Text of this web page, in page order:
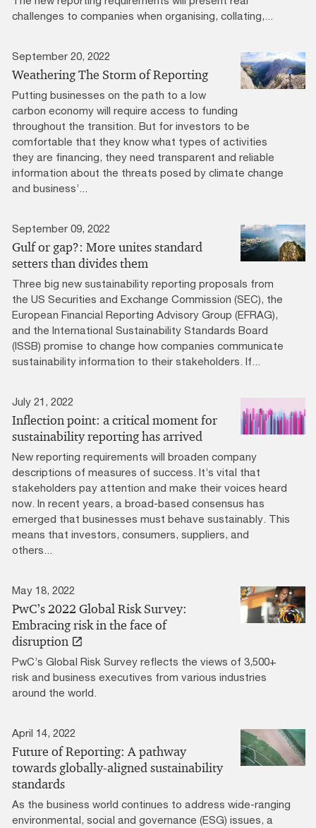
challenges to companies when organising, collating,...
September 20, 2022
Weathering The Storm of Reporting
Putting businesses on the path to a low
carbon economy will require access to funding
throughout the transition. But for investors to be
comfortable that they know what types of activities
they are financing, they need transparent and reliable
information about the threats posed by climate change
and business’...
September 09, 2022
Gulf or gap?: More unites standard
setters than divides them
Three big new sustainability reporting proposals from
the US Securities and Exchange Commission (SEC), the
European Financial Reporting Advisory Group (EFRAG),
and the International Sustainability Standards Board
(ISSB) promise to change how companies communicate
sustainability information to their stakeholders. If...
July 21, 2022
Inflection point: a critical moment for
sustainability reporting has arrived
New reporting requirements will broaden company
descriptions of measures of success. It’s vital that
stakeholders pay attention and make their voices heard
now. In recent years, a broad-based consensus has
emerged that businesses must behave sustainably. This
means that investors, consumers, suppliers, and
others...
May 18, 2022
PwC’s 2022 Global Risk Survey:
Embracing risk in the face of
disruption
PwC’s Global Risk Survey reflects the views of 3,500+
risk and business executives from various industries
around the world.
April 14, 2022
Future of Reporting: A pathway
towards globally-aligned sustainability
standards
As the business world continues to address wide-ranging
environmental, social and governance (ESG) issues, a